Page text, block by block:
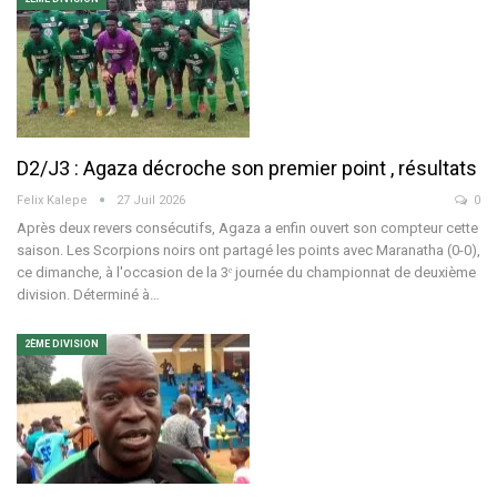
D2/J3 : Agaza décroche son premier point , résultats
Felix Kalepe 27 Juil 2026 0
Après deux revers consécutifs, Agaza a enfin ouvert son compteur cette
saison. Les Scorpions noirs ont partagé les points avec Maranatha (0-0),
ce dimanche, à l'occasion de la 3ᵉ journée du championnat de deuxième
division. Déterminé à…
2ÈME DIVISION